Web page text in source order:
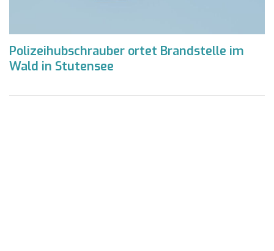
Polizeihubschrauber ortet Brandstelle im
Wald in Stutensee